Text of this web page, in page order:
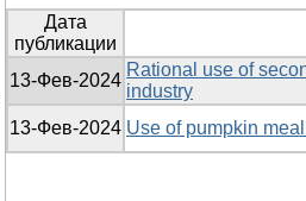
Дата
публикации
13-Фев-2024
Rational use of
industry
13-Фев-2024 Use of pumpkin